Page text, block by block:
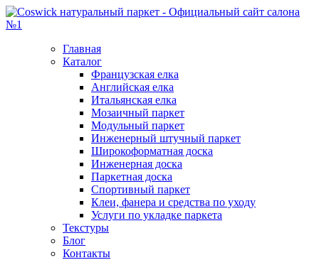
Главная
Каталог
Французская елка
Английская елка
Итальянская елка
Мозаичный паркет
Модульный паркет
Инженерный штучный паркет
Широкоформатная доска
Инженерная доска
Паркетная доска
Спортивный паркет
Клеи, фанера и средства по уходу
Услуги по укладке паркета
Текстуры
Блог
Контакты